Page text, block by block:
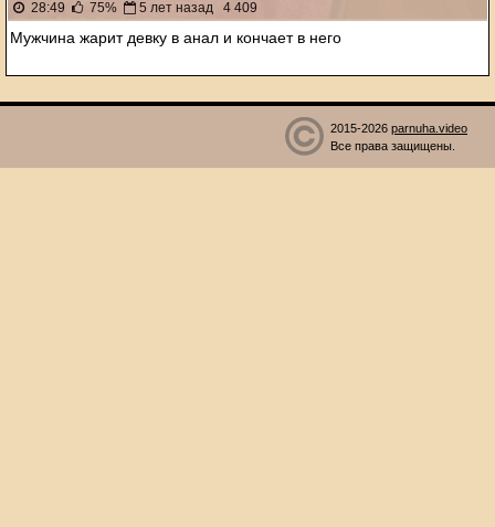
28:49 75% 5 лет назад 4 409
Мужчина жарит девку в анал и кончает в него
2015-2026 parnuha.video
Все права защищены.